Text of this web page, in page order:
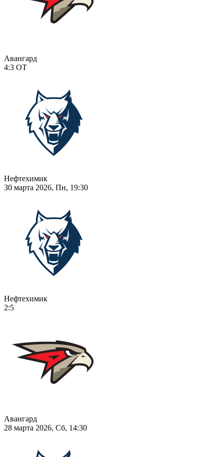
Авангард
4:3 ОТ
Нефтехимик
30 марта 2026, Пн, 19:30
Нефтехимик
2:5
Авангард
28 марта 2026, Сб, 14:30